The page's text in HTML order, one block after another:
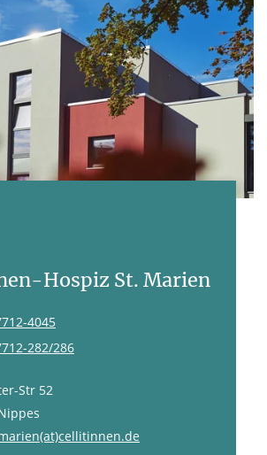
Hospiz St. Marien
Str 52
4045
282/286